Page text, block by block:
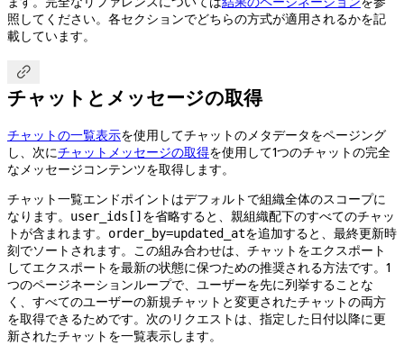
照してください。各セクションでどちらの方式が適用されるかを記
載しています。

チャットとメッセージの取得
チャットの一覧表示を使用してチャットのメタデータをページング
し、次にチャットメッセージの取得を使用して1つのチャットの完全
なメッセージコンテンツを取得します。
チャット一覧エンドポイントはデフォルトで組織全体のスコープに
なります。
user_ids[] を省略すると、親組織配下のすべてのチャッ
トが含まれます。
order_by=updated_atを追加すると、最終更新時
刻でソートされます。この組み合わせは、チャットをエクスポート
してエクスポートを最新の状態に保つための推奨される方法です。1
つのページネーションループで、ユーザーを先に列挙することな
く、すべてのユーザーの新規チャットと変更されたチャットの両方
を取得できるためです。次のリクエストは、指定した日付以降に更
新されたチャットを一覧表示します。